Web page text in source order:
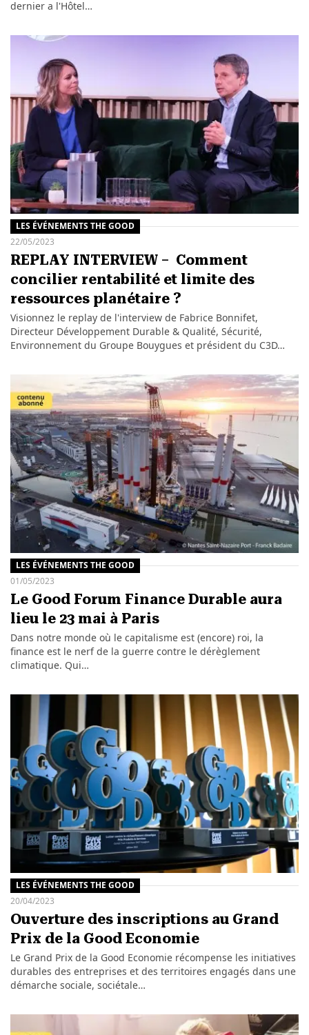
dernier a l'Hôtel…
LES ÉVÉNEMENTS THE GOOD
22/05/2023
REPLAY INTERVIEW – Comment
concilier rentabilité et limite des
ressources planétaire ?
Visionnez le replay de l'interview de Fabrice Bonnifet,
Directeur Développement Durable & Qualité, Sécurité,
Environnement du Groupe Bouygues et président du C3D…
LES ÉVÉNEMENTS THE GOOD
01/05/2023
Le Good Forum Finance Durable aura
lieu le 23 mai à Paris
Dans notre monde où le capitalisme est (encore) roi, la
finance est le nerf de la guerre contre le dérèglement
climatique. Qui…
LES ÉVÉNEMENTS THE GOOD
20/04/2023
Ouverture des inscriptions au Grand
Prix de la Good Economie
Le Grand Prix de la Good Economie récompense les initiatives
durables des entreprises et des territoires engagés dans une
démarche sociale, sociétale…